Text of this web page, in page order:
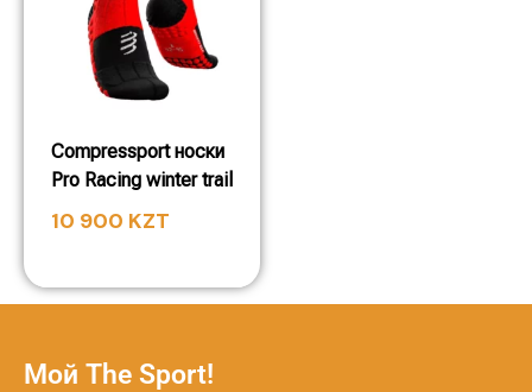
Compressport носки
Pro Racing winter trail
10 900 KZT
Мой The Sport!